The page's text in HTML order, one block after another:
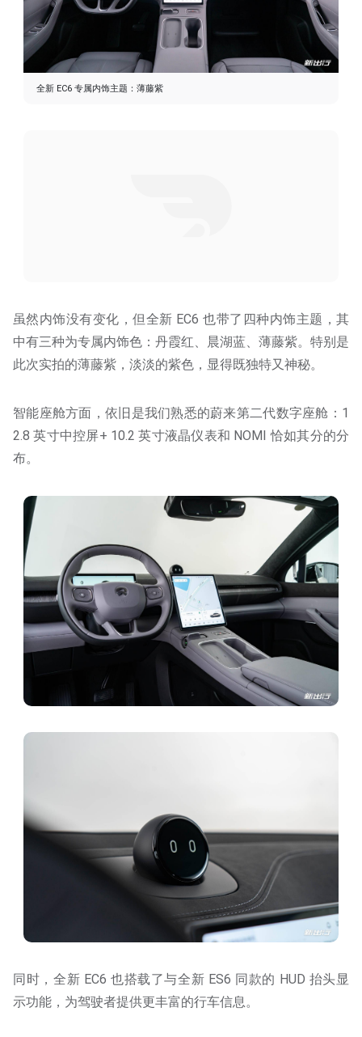
全新 EC6 专属内饰主题：薄藤紫
虽然内饰没有变化，但全新 EC6 也带了四种内饰主题，其
中有三种为专属内饰色：丹霞红、晨湖蓝、薄藤紫。特别是
此次实拍的薄藤紫，淡淡的紫色，显得既独特又神秘。
智能座舱方面，依旧是我们熟悉的蔚来第⼆代数字座舱：1
2.8 英寸中控屏+ 10.2 英寸液晶仪表和 NOMI 恰如其分的分
布。
同时，全新 EC6 也搭载了与全新 ES6 同款的 HUD 抬头显
示功能，为驾驶者提供更丰富的行车信息。